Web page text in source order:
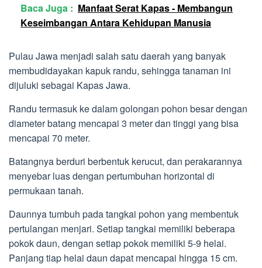
Baca Juga : Manfaat Serat Kapas - Membangun
Keseimbangan Antara Kehidupan Manusia
Pulau Jawa menjadi salah satu daerah yang banyak
membudidayakan kapuk randu, sehingga tanaman ini
dijuluki sebagai Kapas Jawa.
Randu termasuk ke dalam golongan pohon besar dengan
diameter batang mencapai 3 meter dan tinggi yang bisa
mencapai 70 meter.
Batangnya berduri berbentuk kerucut, dan perakarannya
menyebar luas dengan pertumbuhan horizontal di
permukaan tanah.
Daunnya tumbuh pada tangkai pohon yang membentuk
pertulangan menjari. Setiap tangkai memiliki beberapa
pokok daun, dengan setiap pokok memiliki 5-9 helai.
Panjang tiap helai daun dapat mencapai hingga 15 cm.